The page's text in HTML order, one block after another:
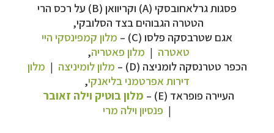
פסגות גרלאחובסקי (A) וקריוואן (B) על רכס הרי
הטטרה הגבוהים בצד הסלובקי,
אגם שטרבסקה פלסו (C
)
– מלון קמפינסקי היי
טאטרה | מלון פאטריה,
הכפר טטרנסקה לומניצה (D) –
מלון לומיניצה | מלון
דירות אפרטמני בליאנקי,
העיירה פופראד (E
)
– מלון בוטיק וילה זאובר
| פנסיון וילה מרי
מסלולים מוכנים ל-11 יעדים לחצו לרשימת היעדים
קרוזים והפלגות נופש
לחצו לרשימת היעדים »
תכנוןטיולים לאמריקה הצפונית לחצו לרשימת